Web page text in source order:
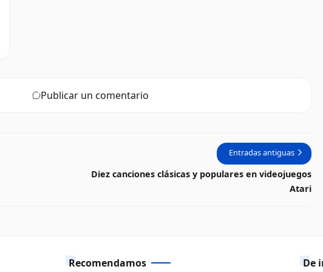
Publicar un comentario
Entradas antiguas
Diez canciones clásicas y populares en videojuegos
Atari
Recomendamos De